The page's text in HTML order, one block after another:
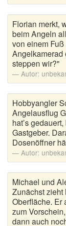
Florian merkt,
beim Angeln
von einem
Angelkamerad
steppen wir?"
Autor:
Hobbyangler
Angelausflug
hat’s
Gastgeber.
Dosenöffner
Autor:
Michael und
Zunächst zieht
Oberfläche. Er
zum
dann auch